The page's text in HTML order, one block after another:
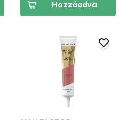
Hozzáadva